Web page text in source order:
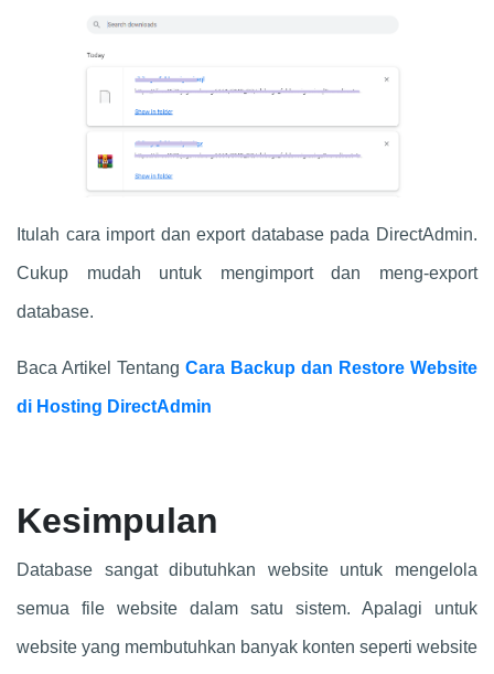
Itulah cara import dan export database pada DirectAdmin.
Cukup mudah untuk mengimport dan meng-export
database.
Baca Artikel Tentang Cara Backup dan Restore Website
di Hosting DirectAdmin
Kesimpulan
Database sangat dibutuhkan website untuk mengelola
semua file website dalam satu sistem. Apalagi untuk
website yang membutuhkan banyak konten seperti website